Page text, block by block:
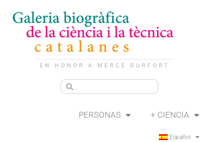
PERSONAS + CIENCIA
Español